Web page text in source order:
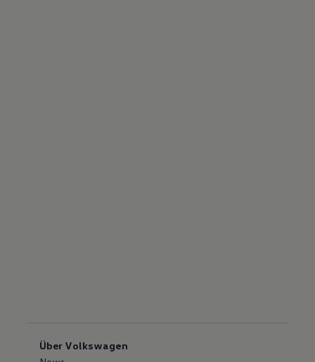
Über Volkswagen